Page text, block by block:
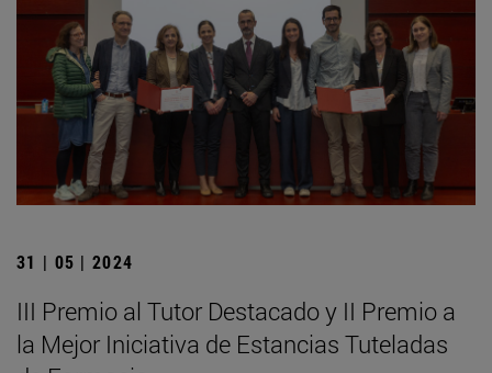
31 | 05 | 2024
III Premio al Tutor Destacado y II Premio a
la Mejor Iniciativa de Estancias Tuteladas